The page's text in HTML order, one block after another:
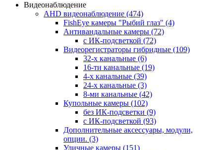
Видеонаблюдение
AHD видеонаблюдение (474)
FishEye камеры "Рыбий глаз" (4)
Антивандальные камеры (72)
с ИК-подсветкой (72)
Видеорегистраторы гибридные (109)
32-х канальные (6)
16-ти канальные (19)
4-х канальные (39)
24-х канальные (3)
8-ми канальные (42)
Купольные камеры (102)
без ИК-подсветки (9)
с ИК-подсветкой (93)
Дополнительные аксессуары, модули,
опции. (3)
Уличные камеры (151)